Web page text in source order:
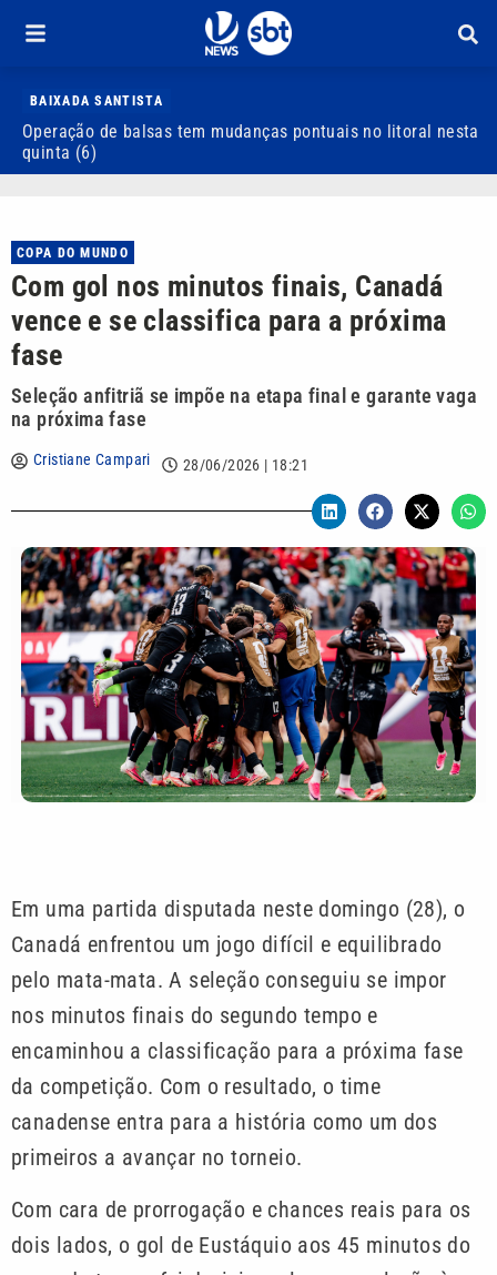
BAIXADA SANTISTA
Operação de balsas tem mudanças pontuais no litoral nesta
quinta (6)
COPA DO MUNDO
Com gol nos minutos finais, Canadá
vence e se classifica para a próxima
fase
Seleção anfitriã se impõe na etapa final e garante vaga
na próxima fase
Cristiane Campari 28/06/2026 | 18:21
Em uma partida disputada neste domingo (28), o
Canadá enfrentou um jogo difícil e equilibrado
pelo mata-mata. A seleção conseguiu se impor
nos minutos finais do segundo tempo e
encaminhou a classificação para a próxima fase
da competição. Com o resultado, o time
canadense entra para a história como um dos
primeiros a avançar no torneio.
Com cara de prorrogação e chances reais para os
dois lados, o gol de Eustáquio aos 45 minutos do